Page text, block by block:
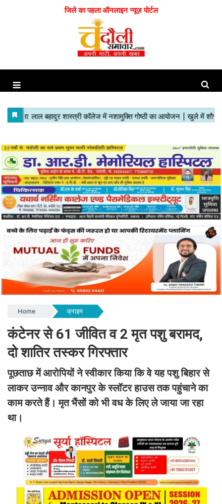
जिले का पहला ऑनलाइन न्यूज़ पोर्टल
Home क्राइम
कंटेनर से 61 जीवित व 2 मृत पशु बरामद,
दो शातिर तस्कर गिरफ्तार
पूछताछ में आरोपियों ने स्वीकार किया कि वे यह पशु बिहार से
लाकर उन्नाव और कानपुर के स्लॉटर हाउस तक पहुंचाने का
काम करते हैं। मृत भैंसों को भी वध के लिए ले जाया जा रहा
था।